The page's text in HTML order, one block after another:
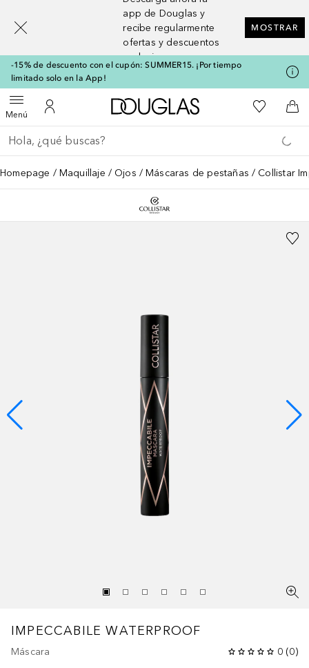
app de Douglas y
recibe regularmente
ofertas y descuentos
exclusivos
MOSTRAR
-15% de descuento con el cupón: SUMMER15. ¡Por tiempo
limitado solo en la App!
MenúAbrir menúMi cuenta
A Douglas HomeMi lista de
A
Regresar
Ejecutar búsqueda
Homepage Maquillaje Ojos Máscaras de pestañas Collistar
IMPECCABILE WATERPROOF
Máscara 0 (0)
[navigation.slideout.screenreader]